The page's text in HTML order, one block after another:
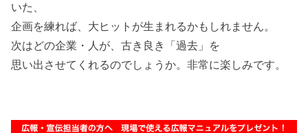
いた、
企画を練れば、大ヒットが生まれるかもしれません。
次はどの企業・人が、古き良き「過去」を
思い出させてくれるのでしょうか。非常に楽しみです。